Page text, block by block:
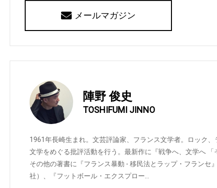
メールマガジン
陣野 俊史
TOSHIFUMI JINNO
1961年長崎生まれ。文芸評論家、フランス文学者。ロック
文学をめぐる批評活動を行う。最新作に『戦争へ、文学へ
その他の著書に『フランス暴動 - 移民法とラップ・フランセ
社）、『フットボール・エクスプロー…